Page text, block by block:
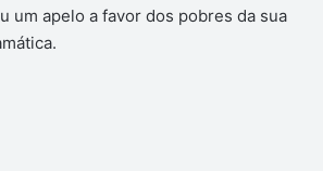
um apelo a favor dos pobres da sua